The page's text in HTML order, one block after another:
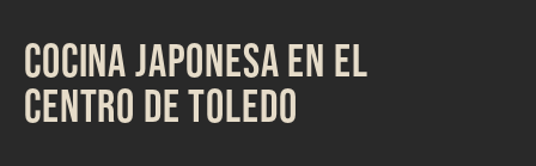
COCINA JAPONESA EN EL
CENTRO DE TOLEDO